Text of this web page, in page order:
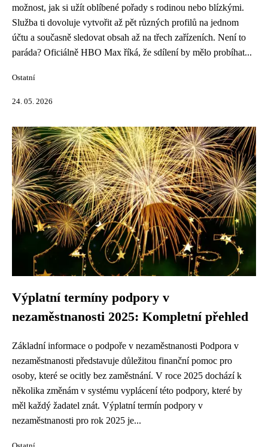
možnost, jak si užít oblíbené pořady s rodinou nebo blízkými.
Služba ti dovoluje vytvořit až pět různých profilů na jednom
účtu a současně sledovat obsah až na třech zařízeních. Není to
paráda? Oficiálně HBO Max říká, že sdílení by mělo probíhat...
Ostatní
24. 05. 2026
Výplatní termíny podpory v
nezaměstnanosti 2025: Kompletní přehled
Základní informace o podpoře v nezaměstnanosti Podpora v
nezaměstnanosti představuje důležitou finanční pomoc pro
osoby, které se ocitly bez zaměstnání. V roce 2025 dochází k
několika změnám v systému vyplácení této podpory, které by
měl každý žadatel znát. Výplatní termín podpory v
nezaměstnanosti pro rok 2025 je...